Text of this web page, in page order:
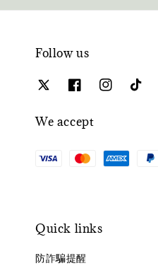
Follow us
We accept
Quick links
防詐騙提醒